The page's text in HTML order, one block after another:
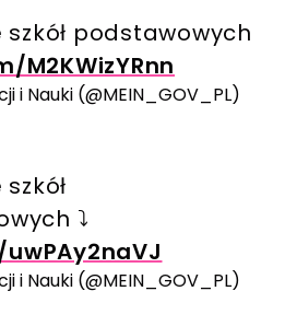
podstawowych
i Nauki (@MEIN_GOV_PL)
⤵️
i Nauki (@MEIN_GOV_PL)